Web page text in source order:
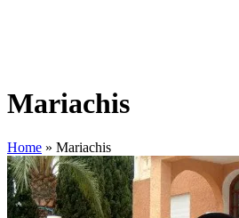
Mariachis
Home » Mariachis